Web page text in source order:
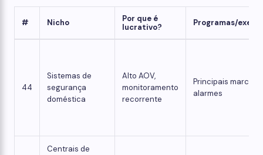
# Nicho
Por que é
lucrativo?
Programas/
44
Sistemas de
segurança
doméstica
Alto AOV,
monitoramento
recorrente
Principais marcas
alarmes
Centrais de